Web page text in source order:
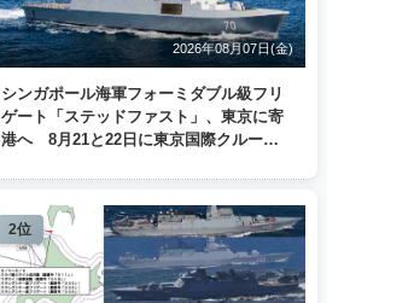
2026年08月07日(金)
シンガポール海軍フォーミダブル級フリ
ゲート「ステッドファスト」、東京に寄
港へ 8月21と22日に東京国際クルーズ
2位